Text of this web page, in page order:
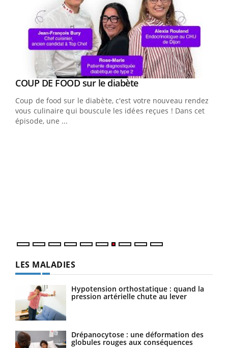
Youtube
COUP DE FOOD sur le diabèteYoutube
Coup de food sur le diabète, c'est votre nouveau rendez-
vous culinaire qui bouscule les idées reçues ! Dans cet
épisode, une ...
LES MALADIES
Hypotension orthostatique : quand la
pression artérielle chute au lever
Drépanocytose : une déformation des
globules rouges aux conséquences